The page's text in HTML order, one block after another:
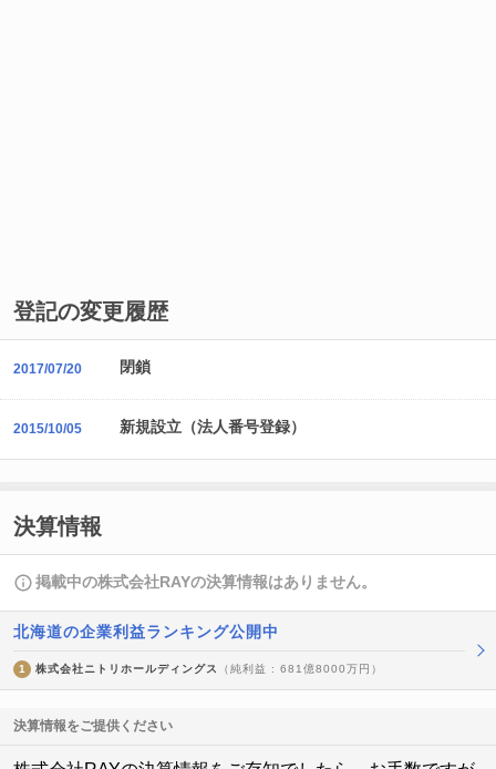
登記の変更履歴
2017/07/20 閉鎖
2015/10/05 新規設立（法人番号登録）
決算情報
掲載中の株式会社RAYの決算情報はありません。
北海道の企業利益ランキング公開中
1 株式会社ニトリホールディングス （純利益 : 681億8000万円）
決算情報をご提供ください